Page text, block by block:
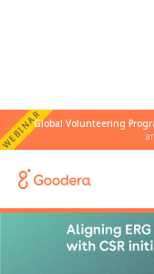
WEBINARGlobal Volunteering
← Alle Blogs
abstimmen